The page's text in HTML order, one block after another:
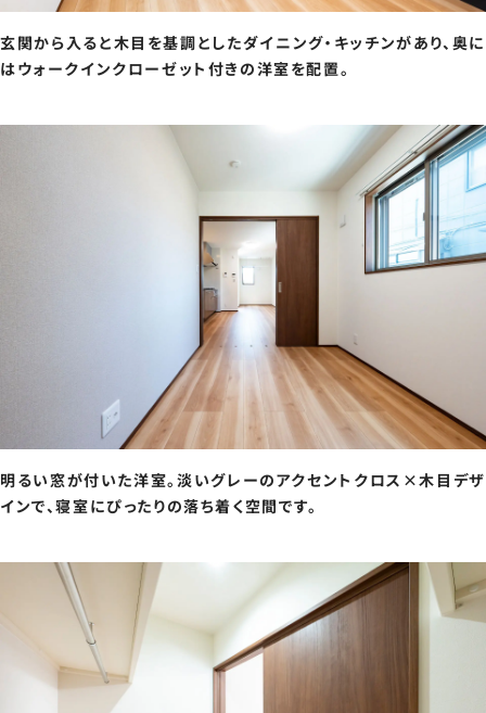
玄関から入ると木目を基調としたダイニング・キッチンがあり、奥に
はウォークインクローゼット付きの洋室を配置。
明るい窓が付いた洋室。淡いグレーのアクセントクロス×木目デザ
インで、寝室にぴったりの落ち着く空間です。